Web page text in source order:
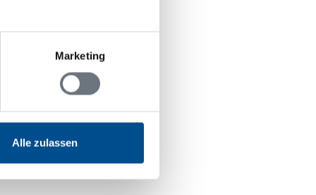
Marketing
Alle zulassen